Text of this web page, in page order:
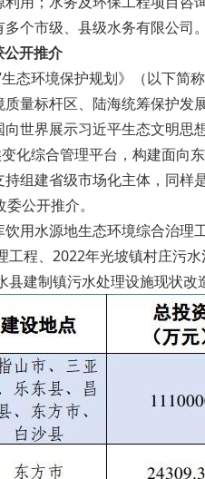
个市级、县级水务有限公司。
开推介
态环境保护规划》（以下简
量标杆区、陆海统筹保护
世界展示习近平生态文明思
化综合管理平台，构建面
组建省级市场化主体，同样
公开推介。
用水源地生态环境综合治
程、2022年光坡镇村庄污
建制镇污水处理设施现状改